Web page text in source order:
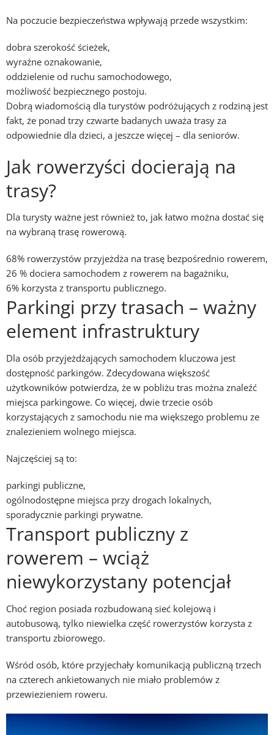
Na poczucie bezpieczeństwa wpływają przede wszystkim:
dobra szerokość ścieżek,
wyraźne oznakowanie,
oddzielenie od ruchu samochodowego,
możliwość bezpiecznego postoju.
Dobrą wiadomością dla turystów podróżujących z rodziną jest
fakt, że ponad trzy czwarte badanych uważa trasy za
odpowiednie dla dzieci, a jeszcze więcej – dla seniorów.
Jak rowerzyści docierają na
trasy?
Dla turysty ważne jest również to, jak łatwo można dostać się
na wybraną trasę rowerową.
68% rowerzystów przyjeżdża na trasę bezpośrednio rowerem,
26 % dociera samochodem z rowerem na bagażniku,
6% korzysta z transportu publicznego.
Parkingi przy trasach – ważny
element infrastruktury
Dla osób przyjeżdżających samochodem kluczowa jest
dostępność parkingów. Zdecydowana większość
użytkowników potwierdza, że w pobliżu tras można znaleźć
miejsca parkingowe. Co więcej, dwie trzecie osób
korzystających z samochodu nie ma większego problemu ze
znalezieniem wolnego miejsca.
Najczęściej są to:
parkingi publiczne,
ogólnodostępne miejsca przy drogach lokalnych,
sporadycznie parkingi prywatne.
Transport publiczny z
rowerem – wciąż
niewykorzystany potencjał
Choć region posiada rozbudowaną sieć kolejową i
autobusową, tylko niewielka część rowerzystów korzysta z
transportu zbiorowego.
Wśród osób, które przyjechały komunikacją publiczną trzech
na czterech ankietowanych nie miało problemów z
przewiezieniem roweru.